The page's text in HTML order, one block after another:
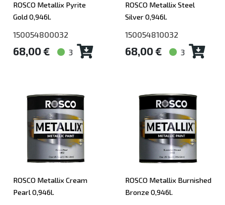
ROSCO Metallix Pyrite
Gold 0,946l.
150054800032
68,00 € 3
ROSCO Metallix Steel
Silver 0,946l.
150054810032
68,00 € 3
ROSCO Metallix Cream
Pearl 0,946l.
ROSCO Metallix Burnished
Bronze 0,946l.